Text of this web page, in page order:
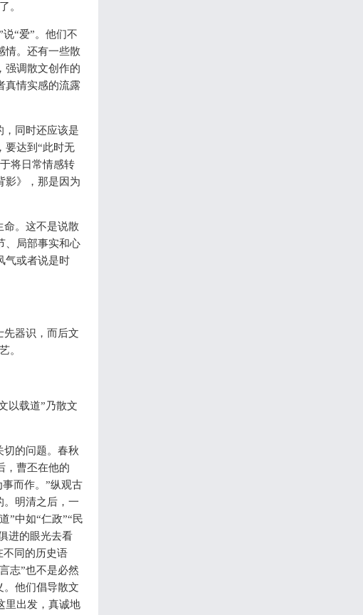
。
“爱”。他们不
情。还有一些散
强调散文创作的
真情实感的流露
，同时还应该是
要达到“此时无
将日常情感转
影》，那是因为
命。这不是说散
、局部事实和心
气或者说是时
先器识，而后文
。
以载道”乃散文
切的问题。春秋
，曹丕在他的
而作。”纵观古
。明清之后，一
”中如“仁政”“民
进的眼光去看
不同的历史语
志”也不是必然
。他们倡导散文
里出发，真诚地